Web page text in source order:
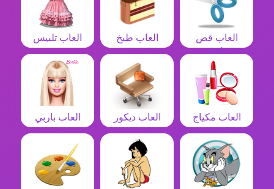
العاب قص
شعر
العاب طبخ العاب تلبيس
العاب مكياج العاب ديكور العاب باربي